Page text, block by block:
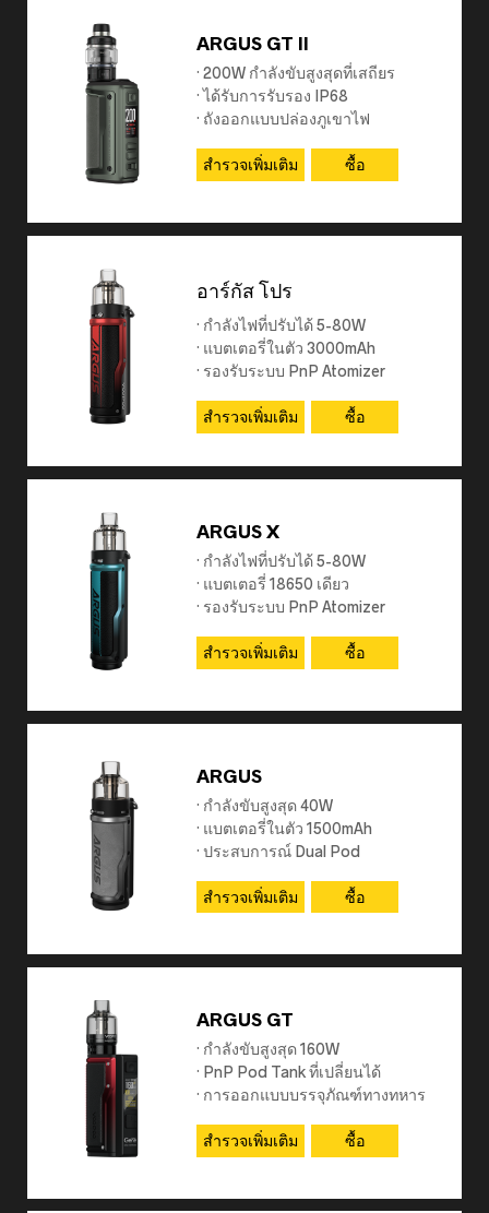
ARGUS GT II
· 200W กำลังขับสูงสุดที่เสถียร
· ได้รับการรับรอง IP68
· ถังออกแบบปล่องภูเขาไฟ
สำรวจเพิ่มเติม
ซื้อ
อาร์กัส โปร
· กำลังไฟที่ปรับได้ 5-80W
· แบตเตอรี่ในตัว 3000mAh
· รองรับระบบ PnP Atomizer
สำรวจเพิ่มเติม ซื้อ
ARGUS X
· กำลังไฟที่ปรับได้ 5-80W
· แบตเตอรี่ 18650 เดียว
· รองรับระบบ PnP Atomizer
สำรวจเพิ่มเติม ซื้อ
ARGUS
· กำลังขับสูงสุด 40W
· แบตเตอรี่ในตัว 1500mAh
· ประสบการณ์ Dual Pod
สำรวจเพิ่มเติม ซื้อ
ARGUS GT
· กำลังขับสูงสุด 160W
· PnP Pod Tank ที่เปลี่ยนได้
· การออกแบบบรรจุภัณฑ์ทางทหาร
สำรวจเพิ่มเติม ซื้อ